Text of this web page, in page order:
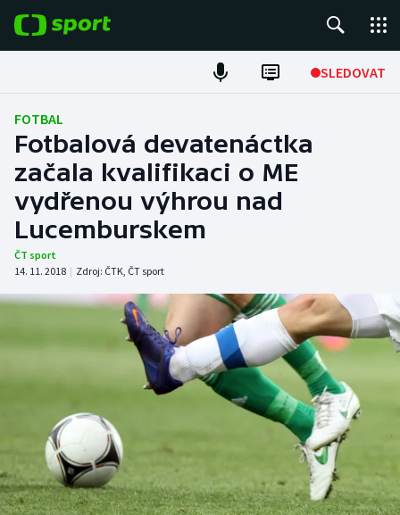
SLEDOVAT
Fotbal
Hokej
Tenis
Atletika
Baseball a softbal
Basketbal
Biatlon
Soutěže
Historické návraty
Aplikace ČT sport
FOTBAL
Fotbalová devatenáctka
začala kvalifikaci o ME
vydřenou výhrou nad
Lucemburskem
ČT sport
14. 11. 2018 | Zdroj: ČTK, ČT sport